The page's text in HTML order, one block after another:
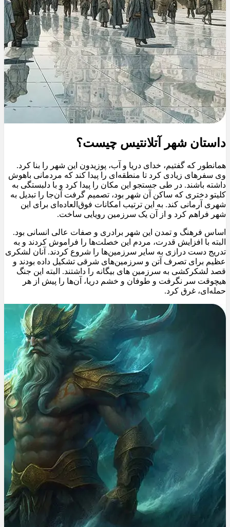
داستان شهر آتلانتیس چیست؟
همانطور که گفتیم، خدای دریا و آب، پوزیدون این شهر را بنا کرد.
وی سفرهای زیادی کرد تا منطقه‌ای را پیدا کند که مردمانی باهوش
داشته باشند. در طی جستجو این مکان را پیدا کرد و با دلبستگی به
کلیتو دختری که ساکن آن شهر بود، تصمیم گرفت آن‌جا را تبدیل به
شهری آرمانی کند. به این ترتیب امکانات فوق‌العاده‌ای برای این
شهر فراهم کرد و از آن یک سرزمین رویایی ساخت.
اساس فرهنگ و تمدن این شهر برادری و صفات عالی انسانی بود.
البته با افزایش قدرت، مردم این خصلت‌ها را فراموش کردند و به
تدریج دست درازی به سایر سرزمین‌ها را شروع کردند. آنان لشکری
عظیم برای تصرف آتن و سرزمین‌های شرقی تشکیل داده بودند و
قصد لشکرکشی به سرزمین های بیگانه را داشتند. البته این جنگ
هیچوقت سر نگرفت و طوفان و خشم دریا، آن‌ها را پیش از هر
حمله‌ای، غرق کرد.